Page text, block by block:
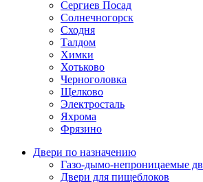
Сергиев Посад
Солнечногорск
Сходня
Талдом
Химки
Хотьково
Черноголовка
Щелково
Электросталь
Яхрома
Фрязино
Двери по назначению
Газо-дымо-непроницаемые
Двери для пищеблоков